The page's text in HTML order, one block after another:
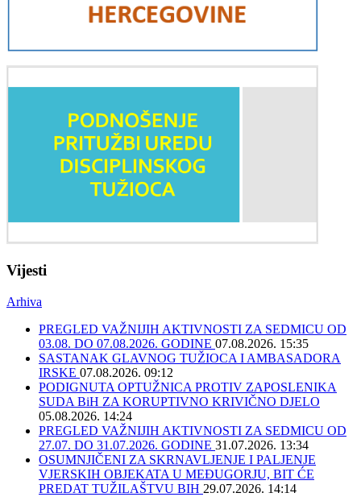
Vijesti
Arhiva
PREGLED VAŽNIJIH AKTIVNOSTI ZA SEDMICU OD
03.08. DO 07.08.2026. GODINE 07.08.2026. 15:35
SASTANAK GLAVNOG TUŽIOCA I AMBASADORA
IRSKE 07.08.2026. 09:12
PODIGNUTA OPTUŽNICA PROTIV ZAPOSLENIKA
SUDA BiH ZA KORUPTIVNO KRIVIČNO DJELO
05.08.2026. 14:24
PREGLED VAŽNIJIH AKTIVNOSTI ZA SEDMICU OD
27.07. DO 31.07.2026. GODINE 31.07.2026. 13:34
OSUMNJIČENI ZA SKRNAVLJENJE I PALJENJE
VJERSKIH OBJEKATA U MEĐUGORJU, BIT ĆE
PREDAT TUŽILAŠTVU BIH 29.07.2026. 14:14